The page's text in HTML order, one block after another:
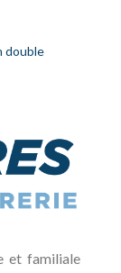
double
et familiale